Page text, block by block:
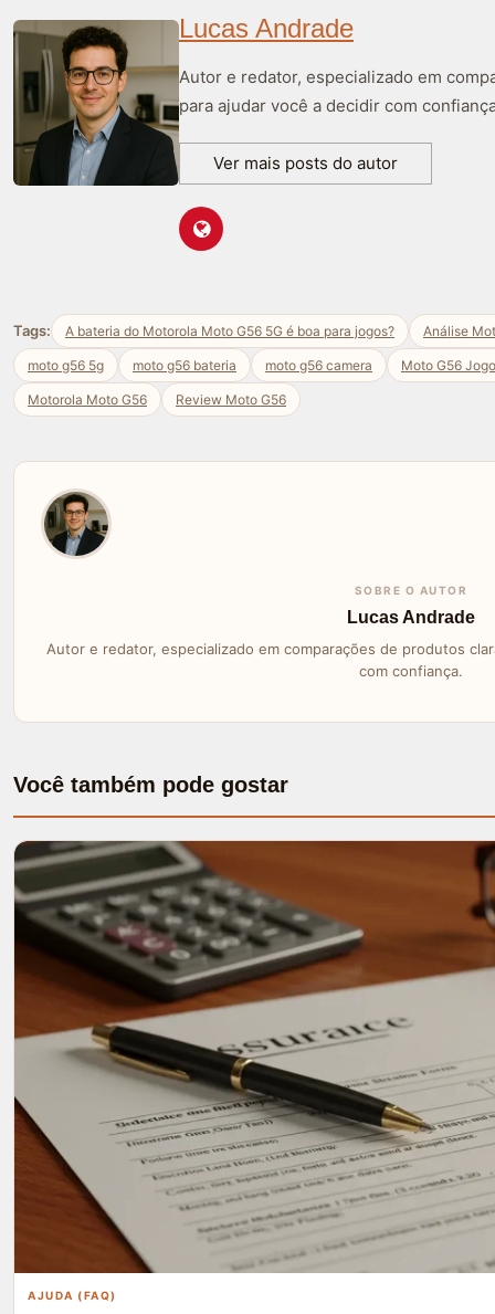
Lucas Andrade
Autor e redator, especializado em
para ajudar você a decidir com
Ver mais posts do autor
Tags: A bateria do Motorola Moto G56 5G é boa para jogos? Análise
moto g56 5g moto g56 bateria moto g56 camera Moto G56
Motorola Moto G56 Review Moto G56
SOBRE O AUTOR
Lucas Andrade
Autor e redator, especializado em comparações de produtos
com confiança.
Você também pode gostar
AJUDA (FAQ)